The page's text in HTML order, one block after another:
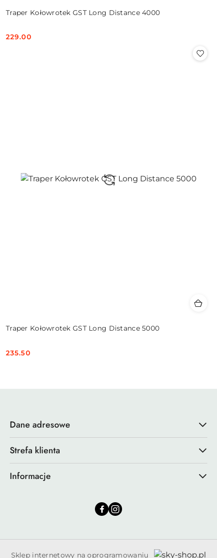
Traper Kołowrotek GST Long Distance 4000
Cena:
229.00
Traper Kołowrotek GST Long Distance 5000
Cena:
235.50
Dane adresowe
Strefa klienta
Informacje
Sklep internetowy na oprogramowaniu